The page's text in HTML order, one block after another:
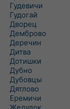
Гудевичи
Гудогай
Дворец
Демброво
Деречин
Дитва
Дотишки
Дубно
Дубовцы
Дятлово
Еремичи